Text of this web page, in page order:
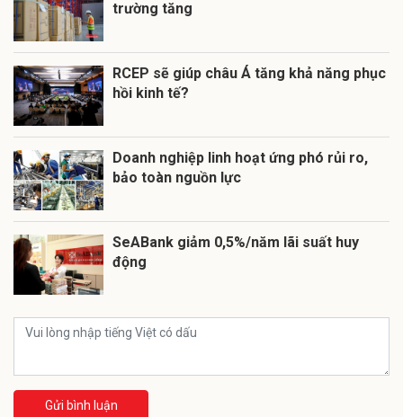
trường tăng
RCEP sẽ giúp châu Á tăng khả năng phục
hồi kinh tế?
Doanh nghiệp linh hoạt ứng phó rủi ro,
bảo toàn nguồn lực
SeABank giảm 0,5%/năm lãi suất huy
động
Gửi bình luận